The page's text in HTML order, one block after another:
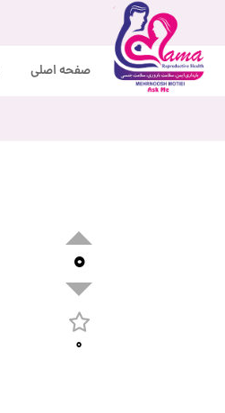
صفحه اصلی
۰
۰